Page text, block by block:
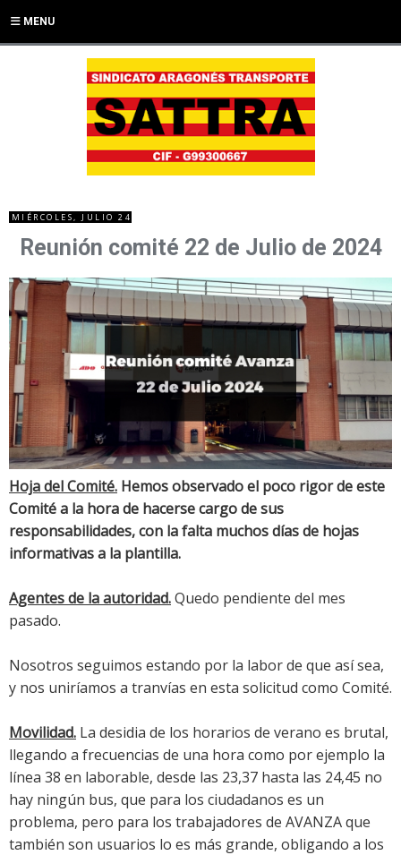
MENU
MIÉRCOLES, JULIO 24
Reunión comité 22 de Julio de 2024
Hoja del Comité. Hemos observado el poco rigor de este
Comité a la hora de hacerse cargo de sus
responsabilidades, con la falta muchos días de hojas
informativas a la plantilla.
Agentes de la autoridad.Quedo pendiente del mes
pasado.
Nosotros seguimos estando por la labor de que así sea,
y nos uniríamos a tranvías en esta solicitud como Comité.
Movilidad. La desidia de los horarios de verano es brutal,
llegando a frecuencias de una hora como por ejemplo la
línea 38 en laborable, desde las 23,37 hasta las 24,45 no
hay ningún bus, que para los ciudadanos es un
problema, pero para los trabajadores de AVANZA que
también son usuarios lo es más grande, obligando a los